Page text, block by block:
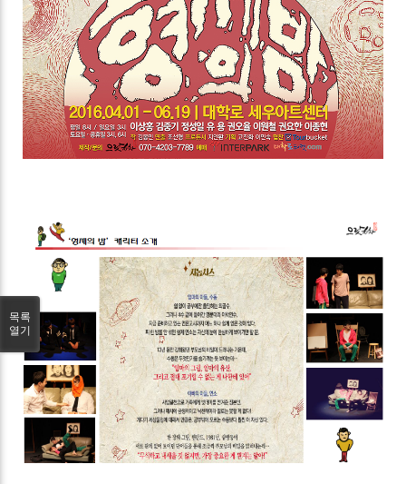
목록
열기